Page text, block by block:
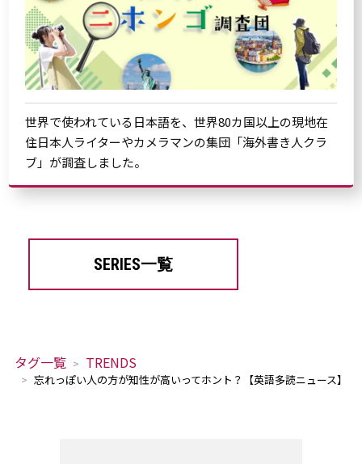
世界で使われている日本語を、世界80カ国以上の現地在
住日本人ライターやカメラマンの集団「海外書き人クラ
ブ」が調査しました。
SERIES一覧
タグ一覧 TRENDS
忘れっぽい人の方が知性が高いってホント？【英語多読ニュース】